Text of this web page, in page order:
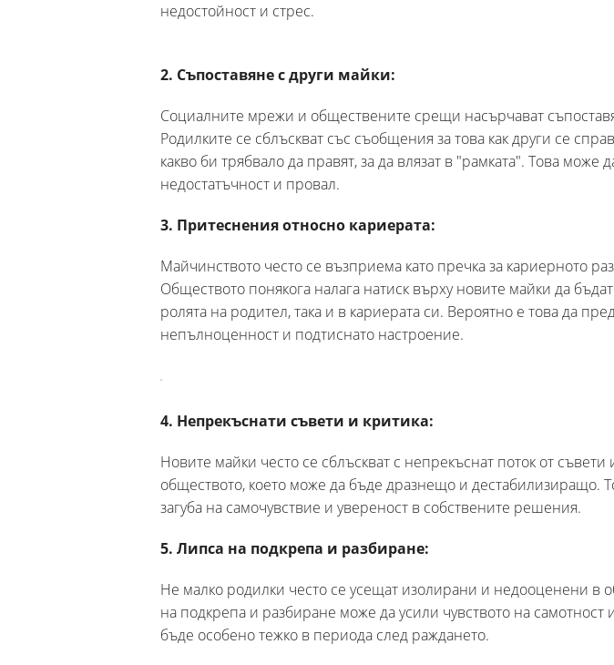
недостойност и стрес.
2. Съпоставяне с други майки:
Социалните мрежи и обществените срещи насърчават
Родилките се сблъскват със съобщения за това как други се
какво би трябвало да правят, за да влязат в "рамката". Това може
недостатъчност и провал.
3. Притеснения относно кариерата:
Майчинството често се възприема като пречка за кариерното
Обществото понякога налага натиск върху новите майки да
ролята на родител, така и в кариерата си. Вероятно е това да
непълноценност и подтиснато настроение.
4. Непрекъснати съвети и критика:
Новите майки често се сблъскват с непрекъснат поток от съвети
обществото, което може да бъде дразнещо и дестабилизиращо.
загуба на самочувствие и увереност в собствените решения.
5. Липса на подкрепа и разбиране:
Не малко родилки често се усещат изолирани и недооценени в
на подкрепа и разбиране може да усили чувството на самотност
бъде особено тежко в периода след раждането.